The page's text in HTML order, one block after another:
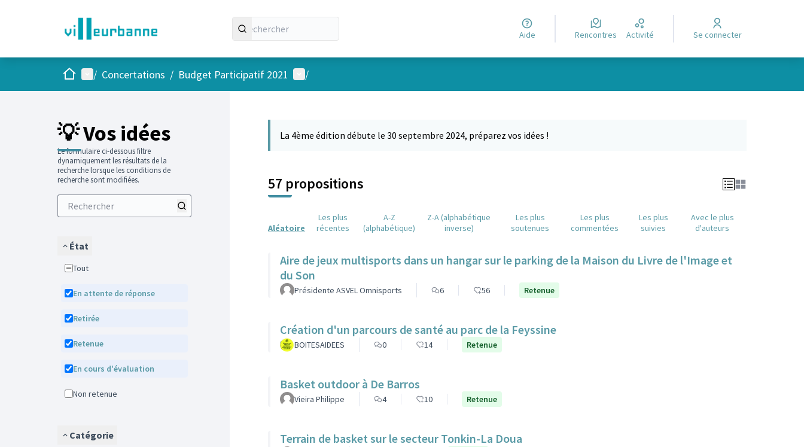
Aide Rencontres Activité Se connecter
AccueilMenu principal
/ Concertations / Budget Participatif 2021 Menu utilisateur
/
💡 Vos idées
Le formulaire ci-dessous filtre
dynamiquement les résultats de la
recherche lorsque les conditions de
recherche sont modifiées.
État
Tout
En attente de réponse
Retirée
Retenue
En cours d'évaluation
Non retenue
Catégorie
La 4ème édition débute le 30 septembre 2024, préparez vos idées !
57 propositions
Aléatoire
Les plus
récentes
A-Z
(alphabétique)
Z-A (alphabétique
inverse)
Les plus
soutenues
Les plus
commentées
Les plus
suivies
Avec le plus
d'auteurs
Aire de jeux multisports dans un hangar sur le parking de la Maison du Livre de l'Image et
du Son
Présidente ASVEL Omnisports 6 56 Retenue
Création d'un parcours de santé au parc de la Feyssine
BOITESAIDEES 0 14 Retenue
Basket outdoor à De Barros
Vieira Philippe 4 10 Retenue
Terrain de basket sur le secteur Tonkin-La Doua